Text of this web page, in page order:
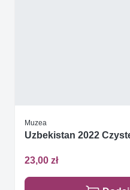
Muzea
Uzbekistan 2022
23,00 zł